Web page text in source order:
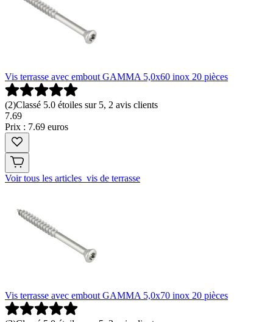
Vis terrasse avec embout GAMMA 5,0x60 inox 20 pièces
(2)Classé 5.0 étoiles sur 5, 2 avis clients
7.69
Prix : 7.69 euros
Voir tous les articles vis de terrasse
Vis terrasse avec embout GAMMA 5,0x70 inox 20 pièces